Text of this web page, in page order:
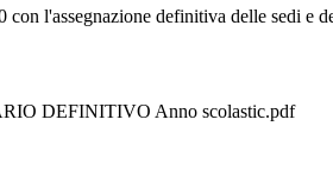
l'assegnazione definitiva delle sedi e
DEFINITIVO Anno scolastic.pdf